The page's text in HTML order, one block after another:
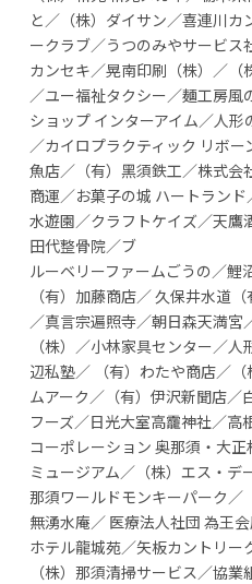
と／（株）ダイサン／喜連川カ
ークラブ／うつのみやサービス
カンセキ／晃南印刷（株）／
／ユー福祉タクシー／麺⼯房
ショップ インターアイム／⼈
／カイロプラクティック リボ
⿂店／（有）⿊須鉄⼯／株式会
商運／お菓⼦の城 ハートラン
⽔遊園／クラフトケイズ／天鷹
⽥代整⾻院／ブ
ルーベリーファームごうの／
（有）加藤商店／ 久保井⽔道
／真⾔宗遍照寺／朝⽇森天満
（株）／⼩林家具センター／
辺私塾／ （有）わたや商店／
ムアーク／（有）伊沢新聞店／
フーズ／⽇光⼤室⾼靇神社／
コーポレーション 奥那須・⼤
ミュージアム／（株）エス・デ
那須ワールドモンキーパーク／
無湧⽔庵／ 医療法⼈社団 為王
ホテル⿓城苑／⽮板カントリー
（株）那須清掃サービス／協